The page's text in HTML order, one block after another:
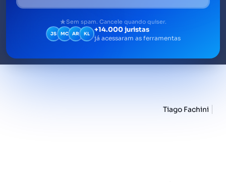
o que é, como funciona, suas implicações
legais e metragens mínimas
Tiago Fachini
Sem spam. Cancele quando quiser.
JS MC AR KL +14.000 juristas
já acessaram as ferramentas